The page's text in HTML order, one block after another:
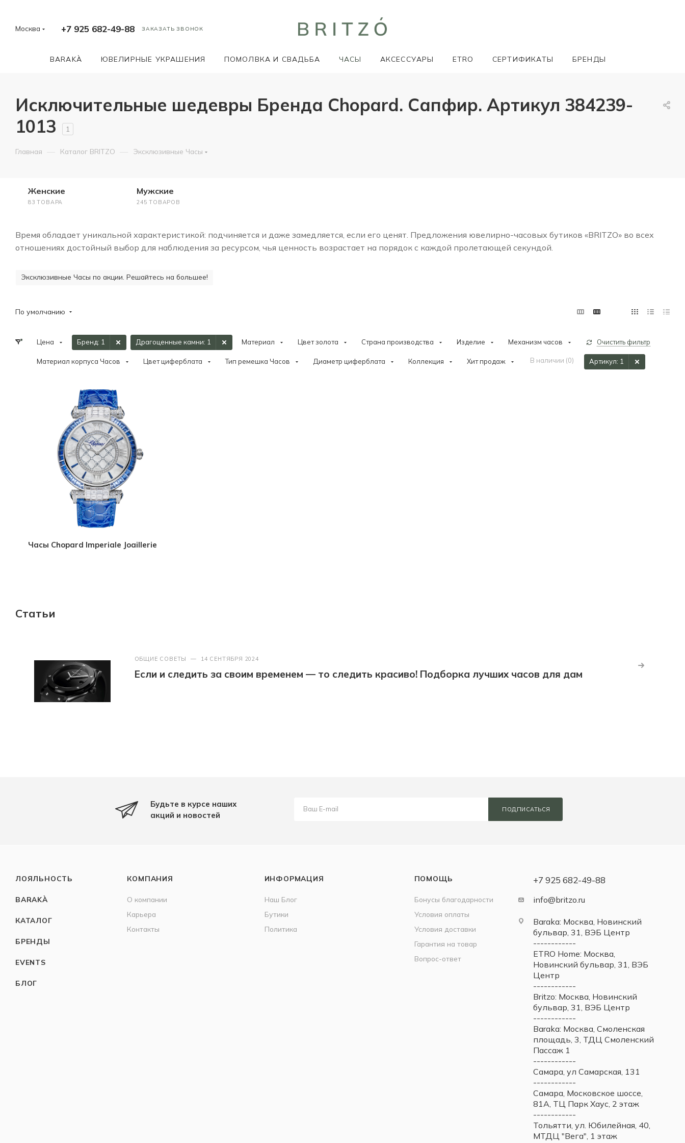
Москва +7 925 682-49-88 ЗАКАЗАТЬ ЗВОНОК
BARAKÀ ЮВЕЛИРНЫЕ УКРАШЕНИЯ ПОМОЛВКА И СВАДЬБА ЧАСЫ АКСЕССУАРЫ ETRO СЕРТИФИКАТЫ БРЕНДЫ
Исключительные шедевры Бренда Chopard. Сапфир. Артикул 384239-
1013
1
Главная — Каталог BRITZO — Эксклюзивные Часы
Женские
83 ТОВАРА
Мужские
245 ТОВАРОВ
Время обладает уникальной характеристикой: подчиняется и даже замедляется, если его ценят. Предложения ювелирно-часовых бутиков «BRITZO» во всех
отношениях достойный выбор для наблюдения за ресурсом, чья ценность возрастает на порядок с каждой пролетающей секундой.
Эксклюзивные Часы по акции. Решайтесь на большее!
По умолчанию
Цена Бренд: 1 Драгоценные камни: 1 Материал Цвет золота Страна производства Изделие Механизм часов
Материал корпуса Часов Цвет циферблата Тип ремешка Часов Диаметр циферблата Коллекция Хит продаж В наличии (0) Артикул: 1
Очистить фильтр
Часы Chopard Imperiale Joaillerie
Статьи
ОБЩИЕ СОВЕТЫ — 14 СЕНТЯБРЯ 2024
Если и следить за своим временем — то следить красиво! Подборка лучших часов для дам
Будьте в курсе наших
акций и новостей
ПОДПИСАТЬСЯ
ЛОЯЛЬНОСТЬ
BARAKÀ
КАТАЛОГ
БРЕНДЫ
EVENTS
БЛОГ
КОМПАНИЯ
О компании
Карьера
Контакты
ИНФОРМАЦИЯ
Наш Блог
Бутики
Политика
ПОМОЩЬ
Бонусы благодарности
Условия оплаты
Условия доставки
Гарантия на товар
Вопрос-ответ
+7 925 682-49-88
info@britzo.ru
Baraka: Москва, Новинский
бульвар, 31, ВЭБ Центр
------------
ETRO Home: Москва,
Новинский бульвар, 31, ВЭБ
Центр
------------
Britzo: Москва, Новинский
бульвар, 31, ВЭБ Центр
------------
Baraka: Москва, Смоленская
площадь, 3, ТДЦ Смоленский
Пассаж 1
------------
Самара, ул Самарская, 131
------------
Самара, Московское шоссе,
81А, ТЦ Парк Хаус, 2 этаж
------------
Тольятти, ул. Юбилейная, 40,
МТДЦ "Вега", 1 этаж